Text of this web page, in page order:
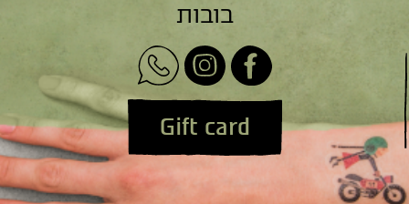
בובות
Gift card